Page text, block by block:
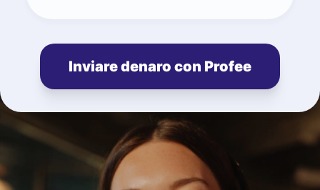
Inviare denaro con Profee